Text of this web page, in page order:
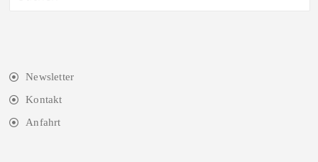
Newsletter
Kontakt
Anfahrt